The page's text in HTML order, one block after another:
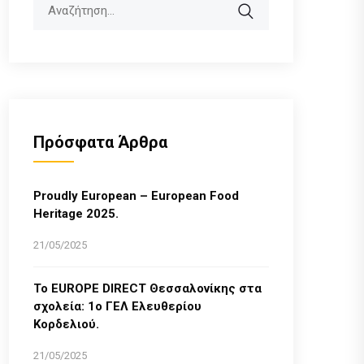
Πρόσφατα Άρθρα
Proudly European – European Food
Heritage 2025.
21/05/2025
Το EUROPE DIRECT Θεσσαλονίκης στα
σχολεία: 1ο ΓΕΛ Ελευθερίου
Κορδελιού.
21/05/2025